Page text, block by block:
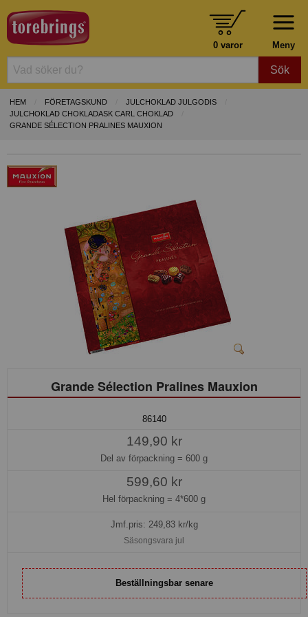
Meny
0 varor
Sök
HEM FÖRETAGSKUND
JULCHOKLAD JULGODIS
JULCHOKLAD CHOKLADASK CARL CHOKLAD
GRANDE SÉLECTION PRALINES MAUXION
Grande Sélection Pralines Mauxion
86140
149,90 kr
Del av förpackning = 600 g
599,60 kr
Hel förpackning = 4*600 g
Jmf.pris: 249,83kr/kg
Säsongsvara jul
Beställningsbar senare